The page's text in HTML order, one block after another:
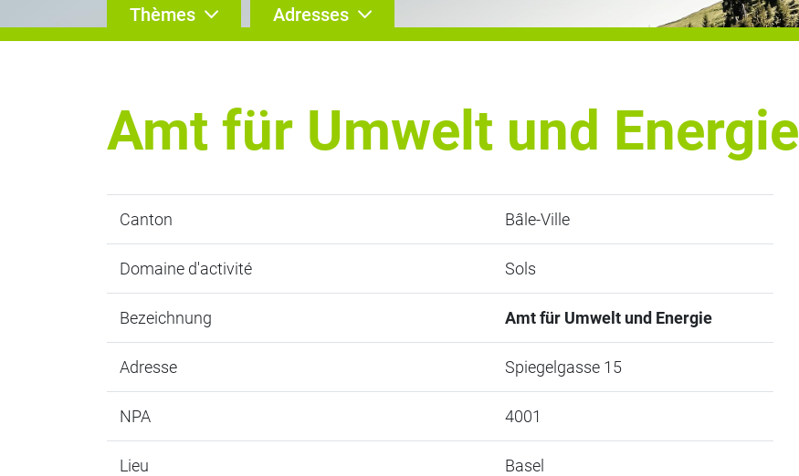
Thèmes Adresses
Amt für Umwelt und Energie
Canton Bâle-Ville
Domaine d'activité Sols
Bezeichnung Amt für Umwelt und Energie
Adresse Spiegelgasse 15
NPA 4001
Lieu Basel